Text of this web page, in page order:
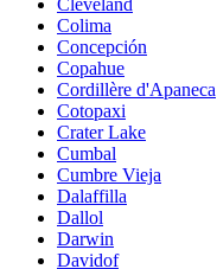
Cleveland
Colima
Concepción
Copahue
Cordillère d'Apaneca
Cotopaxi
Crater Lake
Cumbal
Cumbre Vieja
Dalaffilla
Dallol
Darwin
Davidof